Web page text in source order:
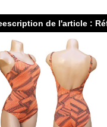
de l'article :